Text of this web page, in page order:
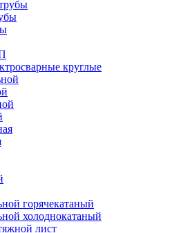
круглые
горячекатаный
холоднокатаный